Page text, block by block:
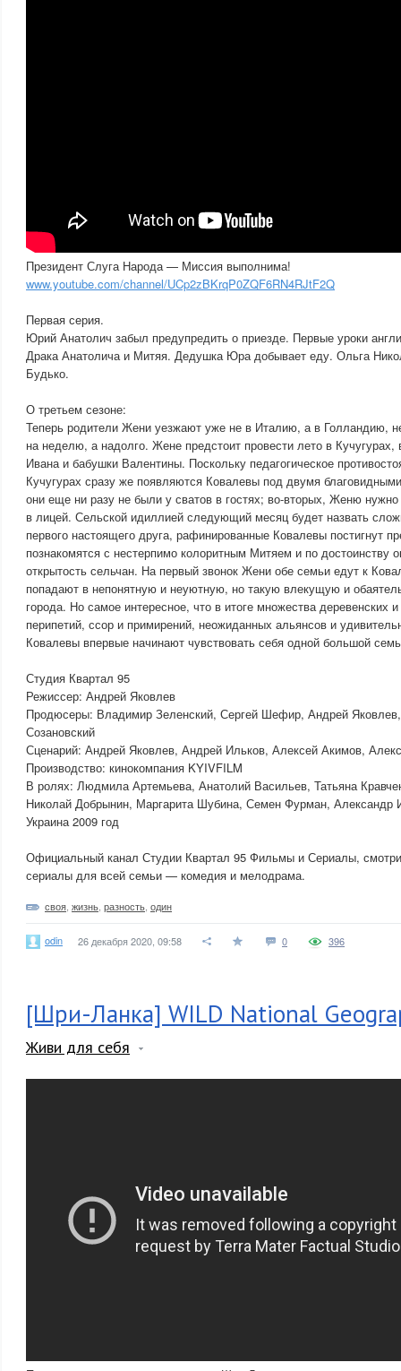
Президент Слуга Народа — Миссия выполнима!
www.youtube.com/channel/UCp2zBKrqP0ZQF6RN4RJtF2Q
Первая серия.
Юрий Анатолич забыл предупредить о приезде. Первые уроки
Драка Анатолича и Митяя. Дедушка Юра добывает еду. Ольга
Будько.
О третьем сезоне:
Теперь родители Жени уезжают уже не в Италию, а в Голландию,
на неделю, а надолго. Жене предстоит провести лето в
Ивана и бабушки Валентины. Поскольку педагогическое
Кучугурах сразу же появляются Ковалевы под двумя
они еще ни разу не были у сватов в гостях; во-вторых, Женю нужно
в лицей. Сельской идиллией следующий месяц будет назвать
первого настоящего друга, рафинированные Ковалевы постигнут
познакомятся с нестерпимо колоритным Митяем и по достоинству
открытость сельчан. На первый звонок Жени обе семьи едут к
попадают в непонятную и неуютную, но такую влекущую и
города. Но самое интересное, что в итоге множества деревенских
перипетий, ссор и примирений, неожиданных альянсов и
Ковалевы впервые начинают чувствовать себя одной большой
Студия Квартал 95
Режиссер: Андрей Яковлев
Продюсеры: Владимир Зеленский, Сергей Шефир, Андрей
Созановский
Сценарий: Андрей Яковлев, Андрей Ильков, Алексей Акимов,
Производство: кинокомпания KYIVFILM
В ролях: Людмила Артемьева, Анатолий Васильев, Татьяна
Николай Добрынин, Маргарита Шубина, Семен Фурман, Александр
Украина 2009 год
Официальный канал Студии Квартал 95 Фильмы и Сериалы,
сериалы для всей семьи — комедия и мелодрама.
своя жизнь разность один
odin 26 декабря 2020, 09:58 0 396
[Шри-Ланка] WILD National
Живи для себя